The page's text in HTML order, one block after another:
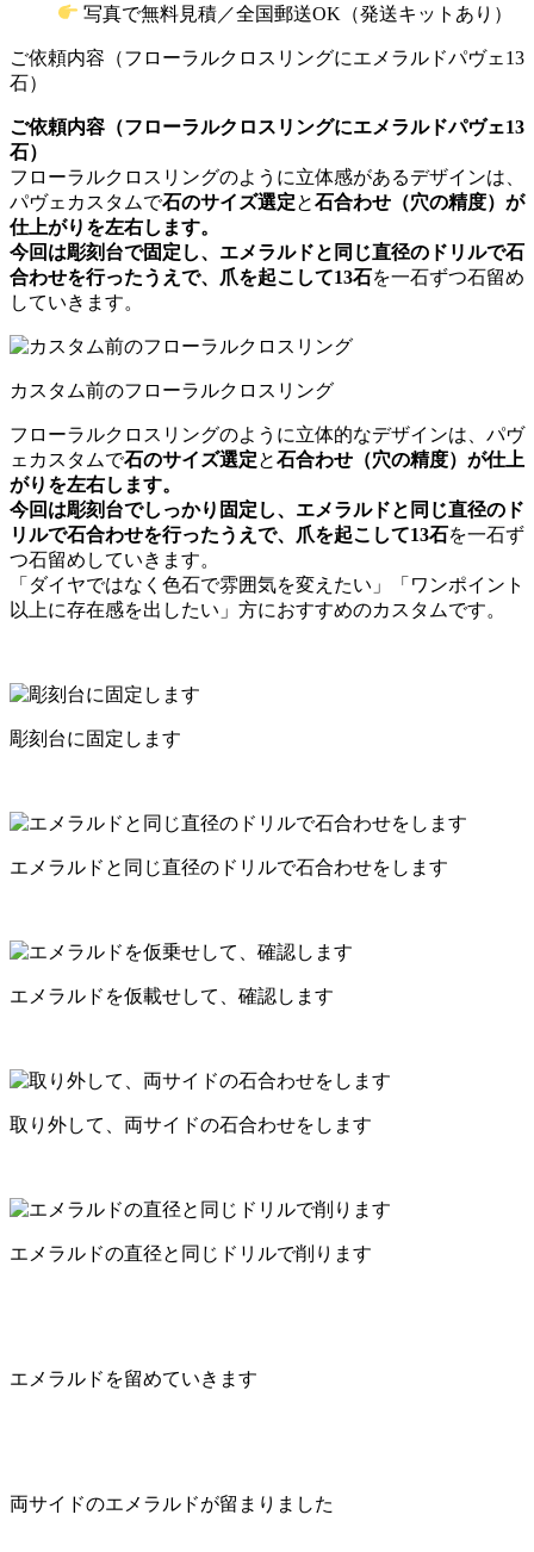
写真で無料見積／全国郵送OK（発送キットあり）
ご依頼内容（フローラルクロスリングにエメラルドパヴェ13
石）
ご依頼内容（フローラルクロスリングにエメラルドパヴェ13
石）
フローラルクロスリングのように立体感があるデザインは、
パヴェカスタムで石のサイズ選定と石合わせ（穴の精度） が
仕上がりを左右します。
今回は彫刻台で固定し、エメラルドと同じ直径のドリルで石
合わせを行ったうえで、爪を起こして13石を一石ずつ石留め
していきます。
カスタム前のフローラルクロスリング
フローラルクロスリングのように立体的なデザインは、パヴ
ェカスタムで石のサイズ選定と石合わせ（穴の精度） が仕上
がりを左右します。
今回は彫刻台でしっかり固定し、エメラルドと同じ直径のド
リルで石合わせを行ったうえで、爪を起こして13石を一石ず
つ石留めしていきます。
「ダイヤではなく色石で雰囲気を変えたい」「ワンポイント
以上に存在感を出したい」方におすすめのカスタムです。
彫刻台に固定します
エメラルドと同じ直径のドリルで石合わせをします
エメラルドを仮載せして、確認します
取り外して、両サイドの石合わせをします
エメラルドの直径と同じドリルで削ります
エメラルドを留めていきます
両サイドのエメラルドが留まりました